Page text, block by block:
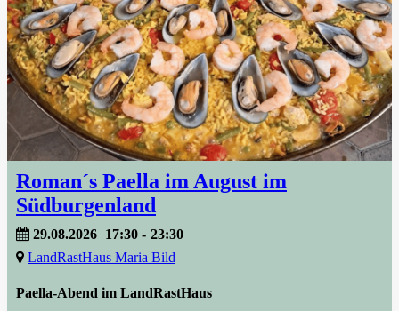
Roman´s Paella im August im
Südburgenland
29.08.2026 17:30 - 23:30
LandRastHaus Maria Bild
Paella-Abend im LandRastHaus